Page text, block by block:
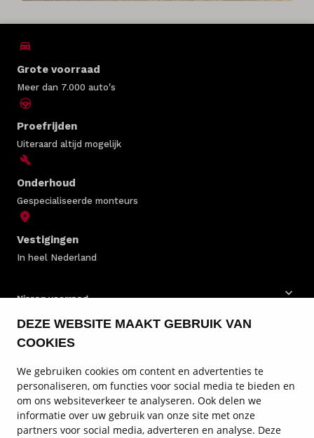
DEZE WEBSITE MAAKT GEBRUIK VAN
COOKIES
We gebruiken cookies om content en advertenties te
personaliseren, om functies voor social media te bieden en
om ons websiteverkeer te analyseren. Ook delen we
informatie over uw gebruik van onze site met onze
partners voor social media, adverteren en analyse. Deze
Grote voorraad
Meer dan 7.000 auto's
Proefrijden
Uiteraard altijd mogelijk
Onderhoud
Gespecialiseerde monteurs
Vestigingen
In heel Nederland
Nissan voorraad
Nissan bedrijfswagens
Nissan onderhoud
Nissan diensten